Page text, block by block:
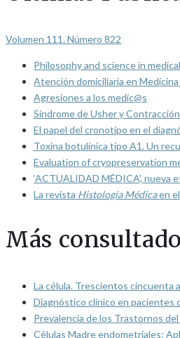
Volumen 111. Número 822
Philosophy and science in
Atención domiciliaria en
Agresiones a los medic@s
Síndrome de Usher y
El papel del cronotipo en el
Toxina botulínica tipo A1. Un
Evaluation of cryopreservation
‘ACTUALIDAD MÉDICA’, nueva
La revista Histología Médicaen
Más
La célula. Trescientos cincuenta
Diagnóstico clínico en
Prevalencia de los Trastornos
Células Madre endometriales: